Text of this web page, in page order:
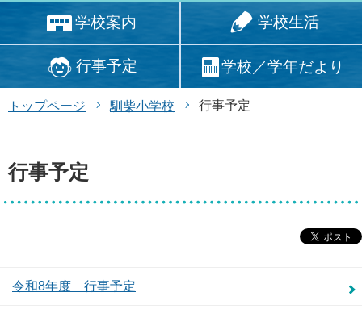
学校案内 学校生活
行事予定 学校／学年だより
トップページ 馴柴小学校 行事予定
行事予定
令和8年度 行事予定